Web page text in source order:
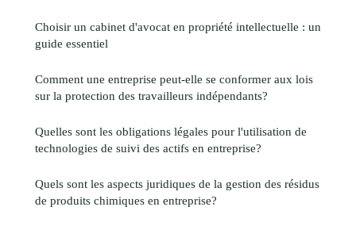
Choisir un cabinet d'avocat en propriété intellectuelle : un
guide essentiel
Comment une entreprise peut-elle se conformer aux lois
sur la protection des travailleurs indépendants?
Quelles sont les obligations légales pour l'utilisation de
technologies de suivi des actifs en entreprise?
Quels sont les aspects juridiques de la gestion des résidus
de produits chimiques en entreprise?